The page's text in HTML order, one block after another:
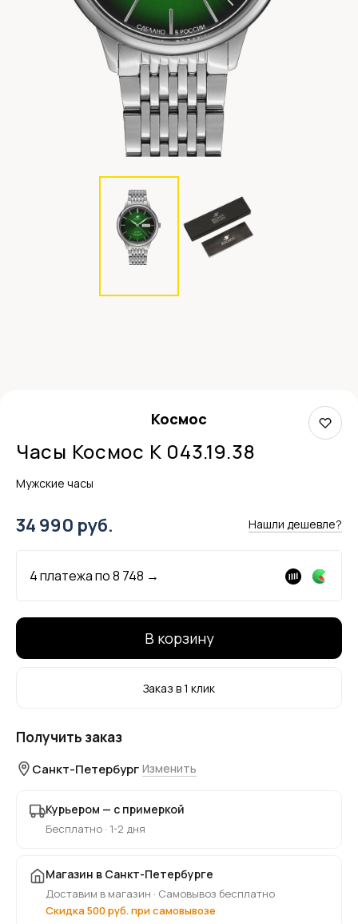
Космос
Часы Космос K 043.19.38
Мужские часы
34 990 руб. Нашли дешевле?
4 платежа по8 748 →
В корзину
Заказ в 1 клик
Получить заказ
Санкт-Петербург Изменить
Курьером — с примеркой
Бесплатно · 1-2 дня
Магазин в Санкт-Петербурге
Доставим в магазин · Самовывоз бесплатно
Скидка 500 руб. при самовывозе